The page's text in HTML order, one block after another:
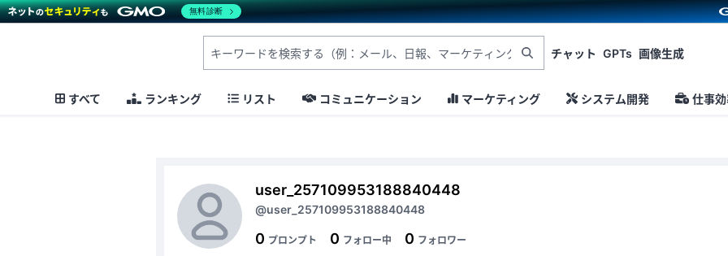
チャット GPTs 画像生成
すべて ランキング リスト コミュニケーション マーケティング システム開発 仕事
user_257109953188840448
@user_257109953188840448
0 プロンプト 0 フォロー中 0 フォロワー
無料診断